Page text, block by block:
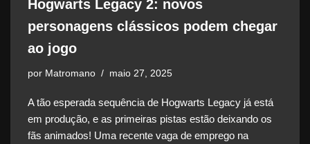
Hogwarts Legacy 2: novos
personagens clássicos podem chegar
ao jogo
por Matromano maio 27, 2025
A tão esperada sequência de Hogwarts Legacy já está
em produção, e as primeiras pistas estão deixando os
fãs animados! Uma recente vaga de emprego na